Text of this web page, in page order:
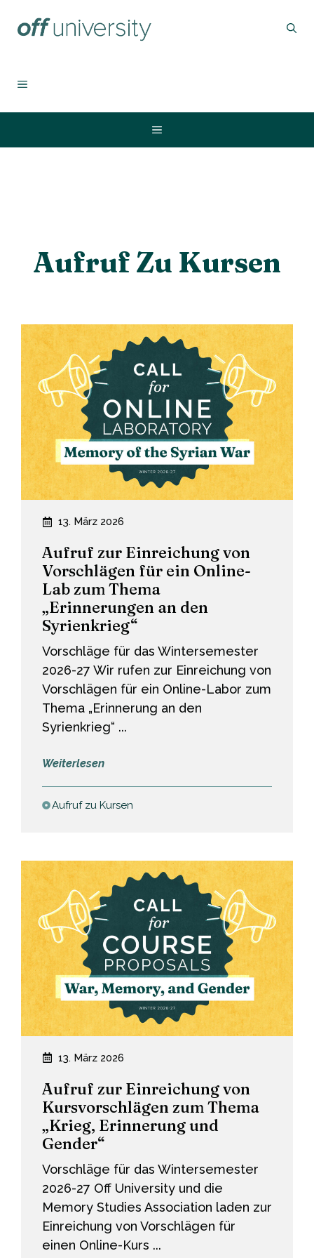
Inhalt
MENÜ
Menü
Aufruf Zu Kursen
13. März 2026
Aufruf zur Einreichung von
Vorschlägen für ein Online-
Lab zum Thema
„Erinnerungen an den
Syrienkrieg“
Vorschläge für das Wintersemester
2026-27 Wir rufen zur Einreichung von
Vorschlägen für ein Online-Labor zum
Thema „Erinnerung an den
Syrienkrieg“ ...
Weiterlesen:
Einreichung
für
ein
Online-
Thema
„Erinnerungen
an
den
Syrienkrieg“
Aufruf zu Kursen
13. März 2026
Aufruf zur Einreichung von
Kursvorschlägen zum Thema
„Krieg, Erinnerung und
Gender“
Vorschläge für das Wintersemester
2026-27 Off University und die
Memory Studies Association laden zur
Einreichung von Vorschlägen für
einen Online-Kurs ...